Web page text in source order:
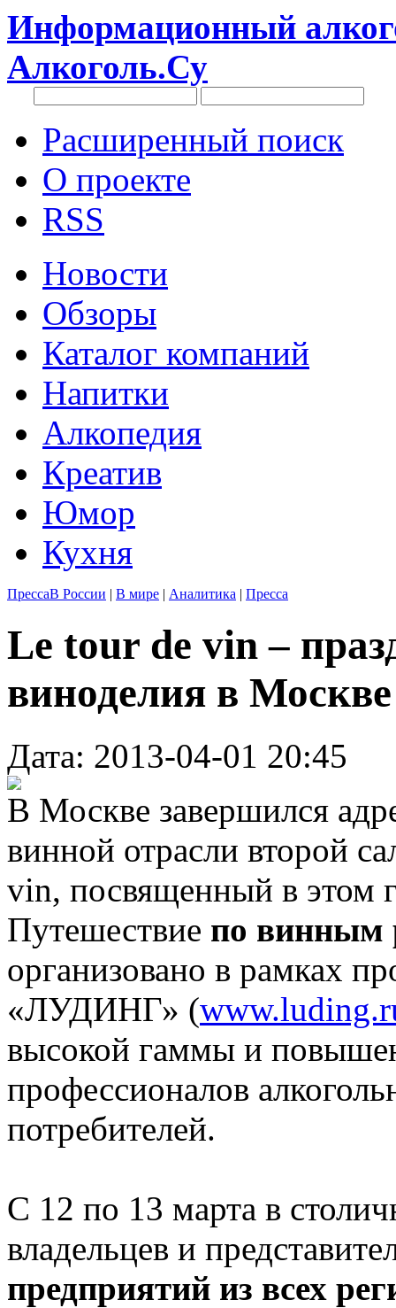
Информационный
Алкоголь.Су
Расширенный поиск
О проекте
RSS
Новости
Обзоры
Каталог компаний
Напитки
Алкопедия
Креатив
Юмор
Кухня
ПрессаВ России | В мире | Аналитика | Пресса
Le tour de vin –
виноделия в Москве
Дата: 2013-04-01 20:45
В Москве завершился
винной отрасли второй
vin, посвященный в
Путешествие по винным
организовано в рамках
«ЛУДИНГ» (
высокой гаммы и
профессионалов
потребителей.
С 12 по 13 марта в
владельцев и
предприятий из всех